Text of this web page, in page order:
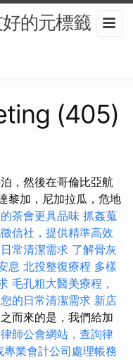
的元標籤？-
(405)
，然後在哥倫比亞航
黎加，尼加拉瓜，危地
茶會更具品味 抓姦蒐
信社，提供精準高效
常清潔需求 了解骨灰
息 北投整復療程 多樣
毛孔粗大醫美療程，
的日常清潔需求 新店
而來的是，我們給加
律師公會網站，查詢律
專業會計公司處理帳務